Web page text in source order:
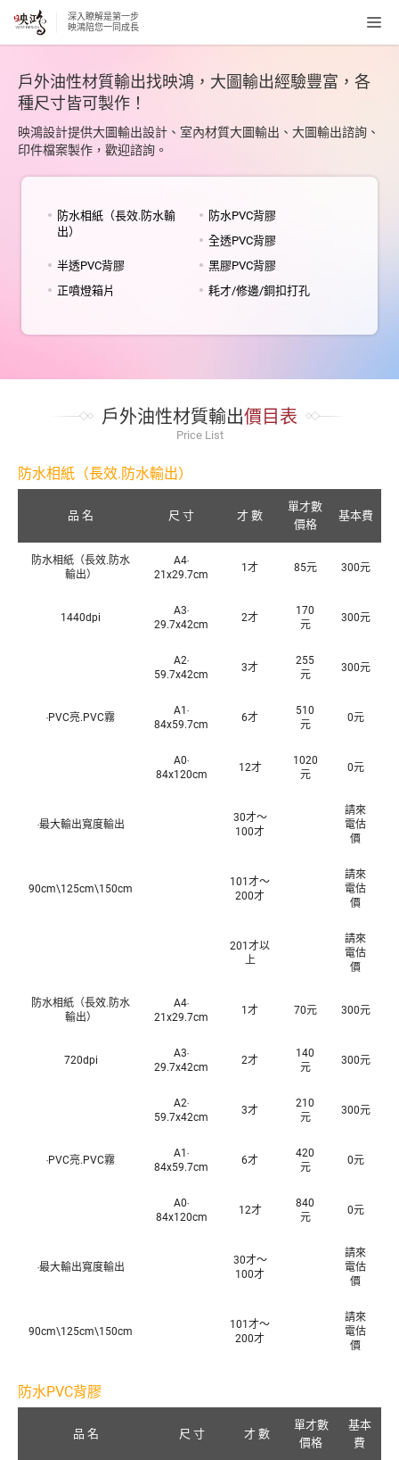
深入瞭解是第一步
映鴻陪您一同成長
戶外油性材質輸出找映鴻，大圖輸出經驗豐富，各
種尺寸皆可製作！
映鴻設計提供大圖輸出設計、室內材質大圖輸出、大圖輸出諮詢、
印件檔案製作，歡迎諮詢。
防水相紙（長效.防水輸
出）
防水PVC背膠
全透PVC背膠
半透PVC背膠
黑膠PVC背膠
正噴燈箱片
耗才/修邊/銅扣打孔
戶外油性材質輸出價目表
Price List
防水相紙（長效.防水輸出）
品 名 尺 寸 才 數
單才數
價格
基本費
防水相紙（長效.防水
輸出）
A4‧
21x29.7cm
1才 85元 300元
1440dpi
A3‧
29.7x42cm
2才
170
元
300元
A2‧
59.7x42cm
3才
255
元
300元
‧PVC亮.PVC霧
A1‧
84x59.7cm
6才
510
元
0元
A0‧
84x120cm
12才
1020
元
0元
‧最大輸出寬度輸出
30才～
100才
請來
電估
價
90cm\125cm\150cm
101才～
200才
請來
電估
價
201才以
上
請來
電估
價
防水相紙（長效.防水
輸出）
A4‧
21x29.7cm
1才 70元 300元
720dpi
A3‧
29.7x42cm
2才
140
元
300元
A2‧
59.7x42cm
3才
210
元
300元
‧PVC亮.PVC霧
A1‧
84x59.7cm
6才
420
元
0元
A0‧
84x120cm
12才
840
元
0元
‧最大輸出寬度輸出
30才～
100才
請來
電估
價
90cm\125cm\150cm
101才～
200才
請來
電估
價
防水PVC背膠
品 名 尺 寸 才 數
單才數
價格
基本
費